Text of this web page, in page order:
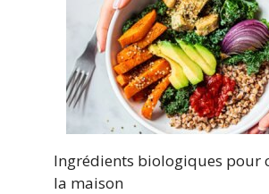
Ingrédients biologiques pour
la maison